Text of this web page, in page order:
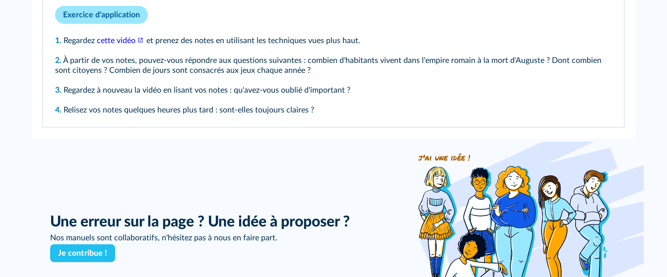
Exercice d'application
1. Regardez cette vidéo et prenez des notes en utilisant les techniques vues plus haut.
2. À partir de vos notes, pouvez‑vous répondre aux questions suivantes : combien d'habitants vivent dans l'empire romain à la mort d'Auguste ? Dont combien
sont citoyens ? Combien de jours sont consacrés aux jeux chaque année ?
3. Regardez à nouveau la vidéo en lisant vos notes : qu'avez‑vous oublié d'important ?
4. Relisez vos notes quelques heures plus tard : sont-elles toujours claires ?
Une erreur sur la page ? Une idée à proposer ?
Nos manuels sont collaboratifs, n'hésitez pas à nous en faire part.
Je contribue !
j'ai une idée !